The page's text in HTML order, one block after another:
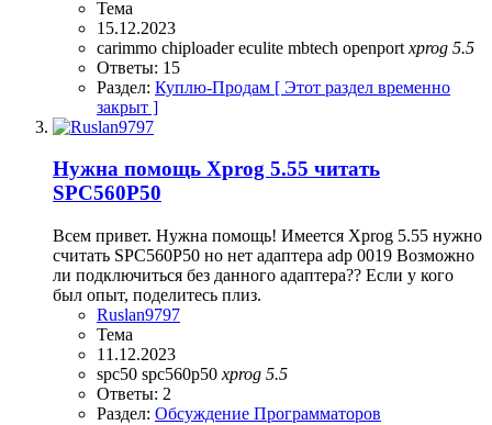
Тема
15.12.2023
carimmo chiploadereculite mbtech openport xprog 5.5
Ответы: 15
Раздел: Куплю-Продам [ Этот раздел временно
закрыт ]
Нужна помощь Xprog 5.55 читать
SPC560P50
Всем привет. Нужна помощь! Имеется Xprog 5.55 нужно
считать SPC560P50 но нет адаптера adp 0019 Возможно
ли подключиться без данного адаптера?? Если у кого
был опыт, поделитесь плиз.
Ruslan9797
Тема
11.12.2023
spc50 spc560p50 xprog 5.5
Ответы: 2
Раздел: Обсуждение Программаторов